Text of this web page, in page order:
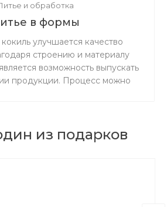
и обработка
в формы
улучшается качество
строению и материалу
возможность выпускать
продукции. Процесс можно
из подарков